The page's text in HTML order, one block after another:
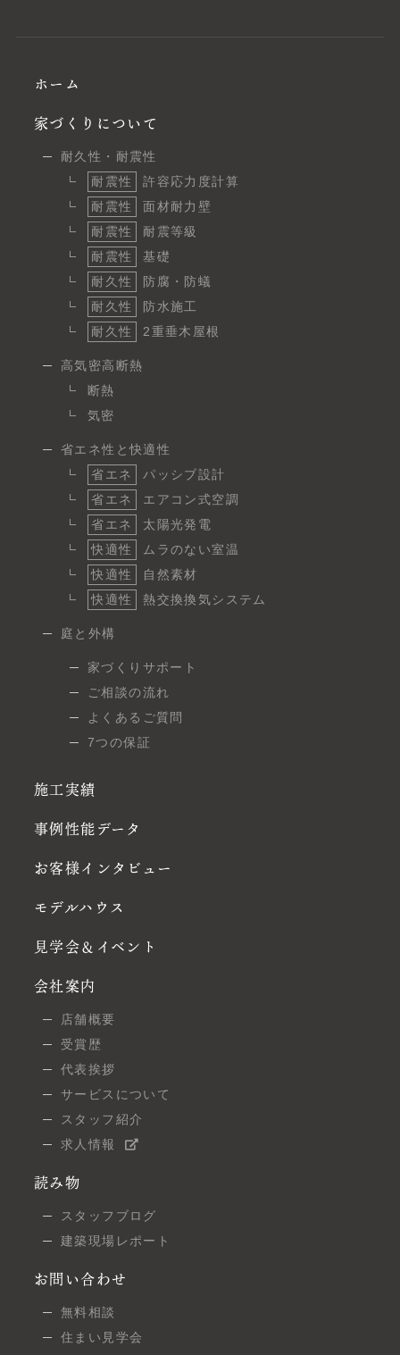
ホーム
家づくりについて
耐久性・耐震性
耐震性
許容応力度計算
耐震性
面材耐力壁
耐震性
耐震等級
耐震性
基礎
耐久性
防腐・防蟻
耐久性
防水施工
耐久性
2重垂木屋根
高気密高断熱
断熱
気密
省エネ性と快適性
省エネ
パッシブ設計
省エネ
エアコン式空調
省エネ
太陽光発電
快適性
ムラのない室温
快適性
自然素材
快適性
熱交換換気システム
庭と外構
家づくりサポート
ご相談の流れ
よくあるご質問
7つの保証
施工実績
事例性能データ
お客様インタビュー
モデルハウス
見学会＆イベント
会社案内
店舗概要
受賞歴
代表挨拶
サービスについて
スタッフ紹介
求人情報
読み物
スタッフブログ
建築現場レポート
お問い合わせ
無料相談
住まい見学会